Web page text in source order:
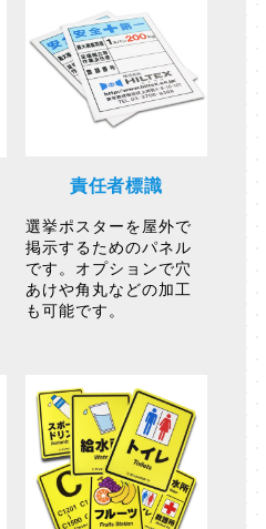
責任者標識
選挙ポスターを屋外で
掲示するためのパネル
です。オプションで穴
あけや角丸などの加工
も可能です。